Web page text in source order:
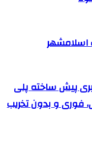
پیش ساخته پلی
فوری و بدون تخریب